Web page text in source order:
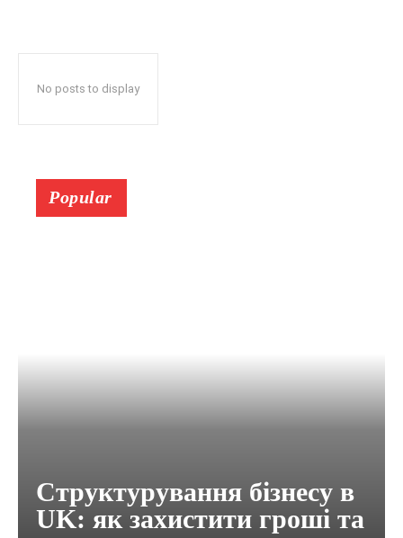
No posts to display
Popular
Структурування бізнесу в
UK: як захистити гроші та